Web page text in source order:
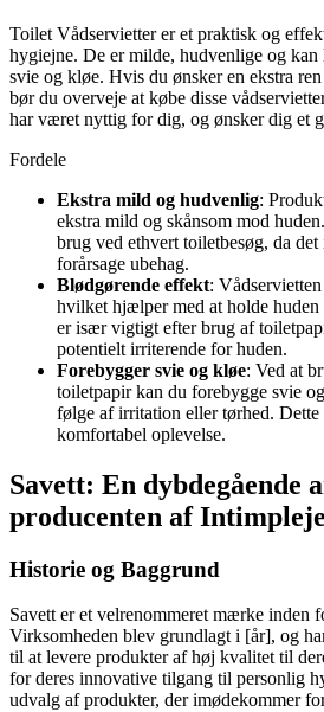
Toilet Vådservietter er et praktisk og
hygiejne. De er milde, hudvenlige og
svie og kløe. Hvis du ønsker en ekstra
bør du overveje at købe disse
har været nyttig for dig, og ønsker dig et
Fordele
Ekstra mild og hudvenlig:
ekstra mild og skånsom mod
brug ved ethvert toiletbesøg, da
forårsage ubehag.
Blødgørende effekt:
hvilket hjælper med at holde
er især vigtigt efter brug af
potentielt irriterende for huden.
Forebygger svie og kløe: Ved at
toiletpapir kan du forebygge svie
følge af irritation eller tørhed. Dette
komfortabel oplevelse.
Savett: En dybdegående
producenten af
Historie og Baggrund
Savett er et velrenommeret mærke inden
Virksomheden blev grundlagt i [år], og
til at levere produkter af høj kvalitet til
for deres innovative tilgang til personlig
udvalg af produkter, der imødekommer